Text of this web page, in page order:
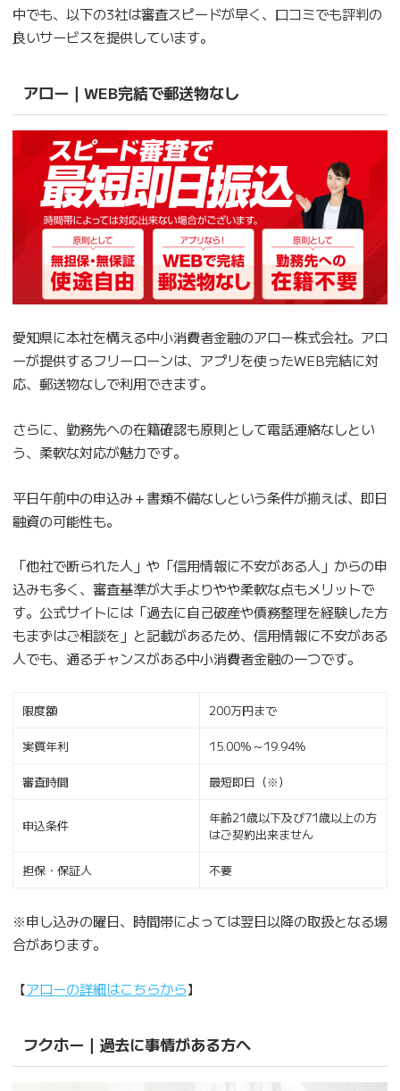
中でも、以下の3社は審査スピードが早く、口コミでも評判の
良いサービスを提供しています。
アロー｜WEB完結で郵送物なし
愛知県に本社を構える中小消費者金融のアロー株式会社。アロ
ーが提供するフリーローンは、アプリを使ったWEB完結に対
応、郵送物なしで利用できます。
さらに、勤務先への在籍確認も原則として電話連絡なしとい
う、柔軟な対応が魅力です。
平日午前中の申込み＋書類不備なしという条件が揃えば、即日
融資の可能性も。
「他社で断られた人」や「信用情報に不安がある人」からの申
込みも多く、審査基準が大手よりやや柔軟な点もメリットで
す。公式サイトには「過去に自己破産や債務整理を経験した方
もまずはご相談を」と記載があるため、信用情報に不安がある
人でも、通るチャンスがある中小消費者金融の一つです。
限度額 200万円まで
実質年利 15.00%～19.94%
審査時間 最短即日（※）
申込条件
年齢21歳以下及び71歳以上の方
はご契約出来ません
担保・保証人 不要
※申し込みの曜日、時間帯によっては翌日以降の取扱となる場
合があります。
【アローの詳細はこちらから】
フクホー｜過去に事情がある方へ